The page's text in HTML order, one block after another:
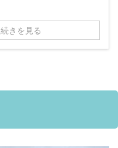
続きを見る